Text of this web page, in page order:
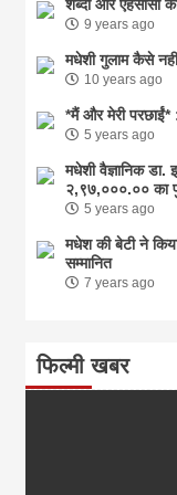
शब्दो और एहसासों
9 years ago
मधेशी गुलाम कैसे
10 years ago
*मैं और मेरी परछाईं*
5 years ago
मधेशी वैज्ञानिक डा.
२,९७,०००.०० का
5 years ago
मधेश की बेटी ने किया
सम्मानित
7 years ago
फिल्मी खबर